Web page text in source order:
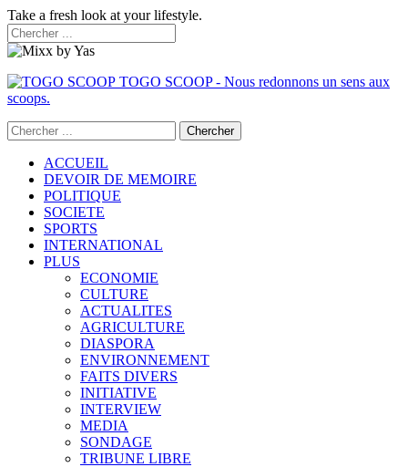
Take a fresh look at your lifestyle.
TOGO SCOOP - Nous redonnons un sens aux
scoops.
ACCUEIL
DEVOIR DE MEMOIRE
POLITIQUE
SOCIETE
SPORTS
INTERNATIONAL
PLUS
ECONOMIE
CULTURE
ACTUALITES
AGRICULTURE
DIASPORA
ENVIRONNEMENT
FAITS DIVERS
INITIATIVE
INTERVIEW
MEDIA
SONDAGE
TRIBUNE LIBRE